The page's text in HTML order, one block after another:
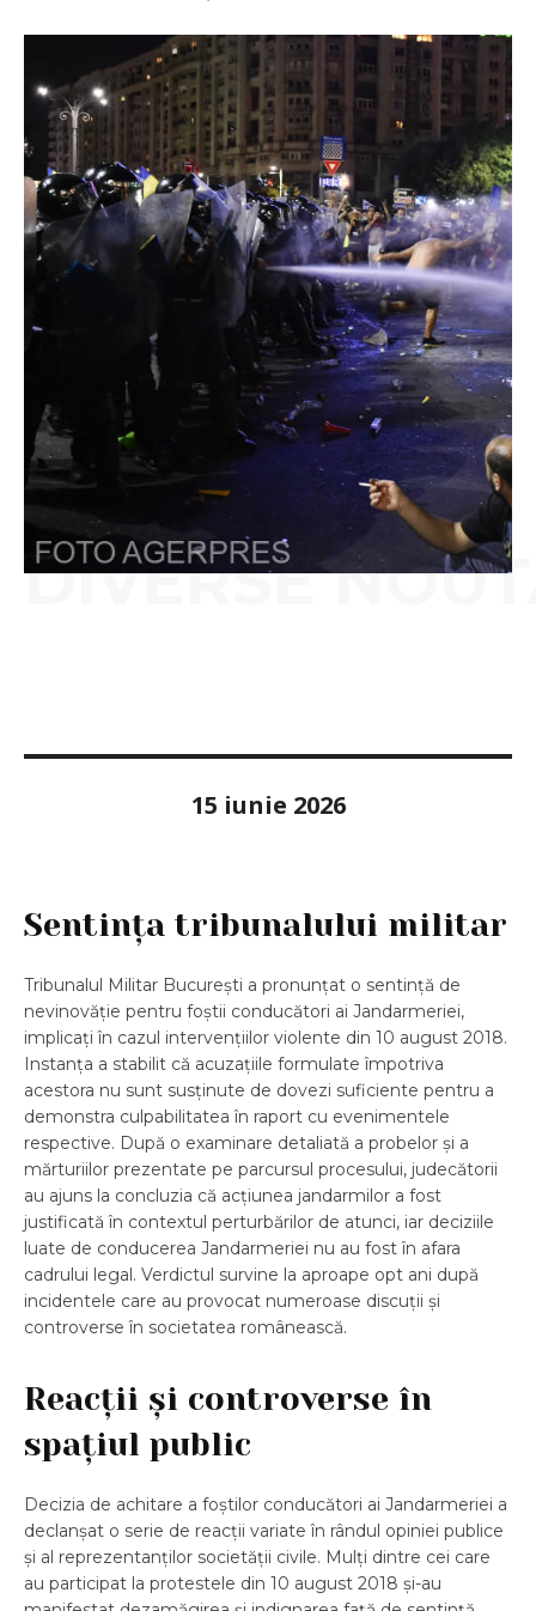
DIVERSE
15 iunie 2026
Sentința tribunalului militar
Tribunalul Militar București a pronunțat o sentință de
nevinovăție pentru foștii conducători ai Jandarmeriei,
implicați în cazul intervențiilor violente din 10 august 2018.
Instanța a stabilit că acuzațiile formulate împotriva
acestora nu sunt susținute de dovezi suficiente pentru a
demonstra culpabilitatea în raport cu evenimentele
respective. După o examinare detaliată a probelor și a
mărturiilor prezentate pe parcursul procesului, judecătorii
au ajuns la concluzia că acțiunea jandarmilor a fost
justificată în contextul perturbărilor de atunci, iar deciziile
luate de conducerea Jandarmeriei nu au fost în afara
cadrului legal. Verdictul survine la aproape opt ani după
incidentele care au provocat numeroase discuții și
controverse în societatea românească.
Reacții și controverse în
spațiul public
Decizia de achitare a foștilor conducători ai Jandarmeriei a
declanșat o serie de reacții variate în rândul opiniei publice
și al reprezentanților societății civile. Mulți dintre cei care
au participat la protestele din 10 august 2018 și-au